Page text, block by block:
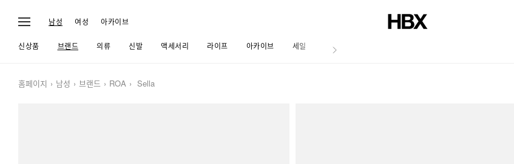
남성 여성 아카이브
신상품 브랜드 의류 신발 액세서리 라이프 아카이브 세일 저널
홈페이지 남성 브랜드 ROA Sella